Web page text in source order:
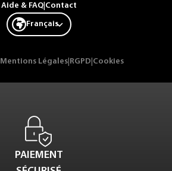
Aide & FAQ| Contact
Français
Mentions Légales RGPD Cookies
PAIEMENT